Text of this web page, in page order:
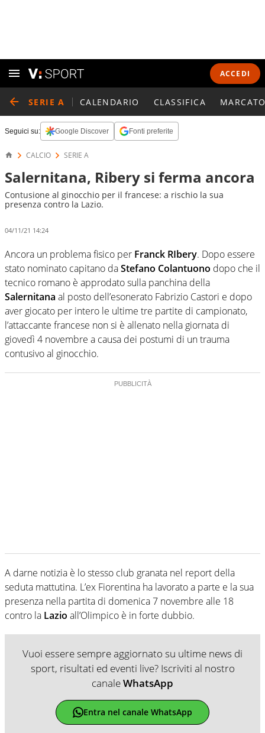
ACCEDI
SERIE A CALENDARIO CLASSIFICA
Seguici su: Google Discover Fonti preferite
CALCIO SERIE A
Salernitana, Ribery si ferma ancora
Contusione al ginocchio per il francese: a rischio la sua
presenza contro la Lazio.
04/11/21 14:24
Ancora un problema fisico per Franck RIbery. Dopo essere
stato nominato capitano daStefano Colantuono dopo che il
tecnico romano è approdato sulla panchina della
Salernitana al posto dell’esonerato Fabrizio Castori e dopo
aver giocato per intero le ultime tre partite di campionato,
l’attaccante francese non si è allenato nella giornata di
giovedì 4 novembre a causa dei postumi di un trauma
contusivo al ginocchio.
A darne notizia è lo stesso club granata nel report della
seduta mattutina. L’ex Fiorentina ha lavorato a parte e la sua
presenza nella partita di domenica 7 novembre alle 18
contro la Lazio all’Olimpico è in forte dubbio.
Vuoi essere sempre aggiornato su ultime news di
sport, risultati ed eventi live? Iscriviti al nostro
canaleWhatsApp
Entra nel canale WhatsApp